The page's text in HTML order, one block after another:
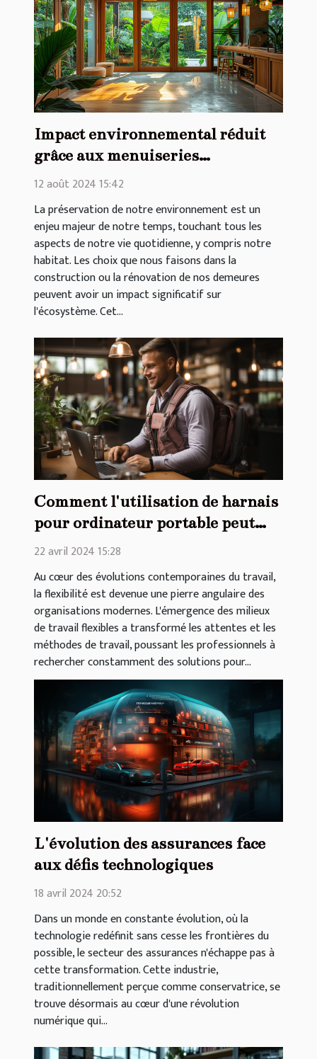
Impact environnemental réduit
grâce aux menuiseries
écologiques
12 août 2024 15:42
La préservation de notre environnement est un
enjeu majeur de notre temps, touchant tous les
aspects de notre vie quotidienne, y compris notre
habitat. Les choix que nous faisons dans la
construction ou la rénovation de nos demeures
peuvent avoir un impact significatif sur
l'écosystème. Cet...
Comment l'utilisation de harnais
pour ordinateur portable peut
augmenter la productivité en
22 avril 2024 15:28
Au cœur des évolutions contemporaines du travail,
la flexibilité est devenue une pierre angulaire des
organisations modernes. L'émergence des milieux
de travail flexibles a transformé les attentes et les
méthodes de travail, poussant les professionnels à
rechercher constamment des solutions pour...
L'évolution des assurances face
aux défis technologiques
18 avril 2024 20:52
Dans un monde en constante évolution, où la
technologie redéfinit sans cesse les frontières du
possible, le secteur des assurances n'échappe pas à
cette transformation. Cette industrie,
traditionnellement perçue comme conservatrice, se
trouve désormais au cœur d'une révolution
numérique qui...